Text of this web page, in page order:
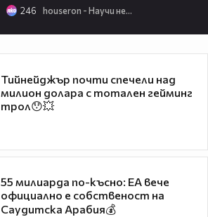
246 houseron - Научи нещо ново
Тийнейджър почти спечели над
милион долара с тотален гейминг
трол😯💥
55 милиарда по-късно: EA вече
официално е собственост на
Саудитска Арабия💰